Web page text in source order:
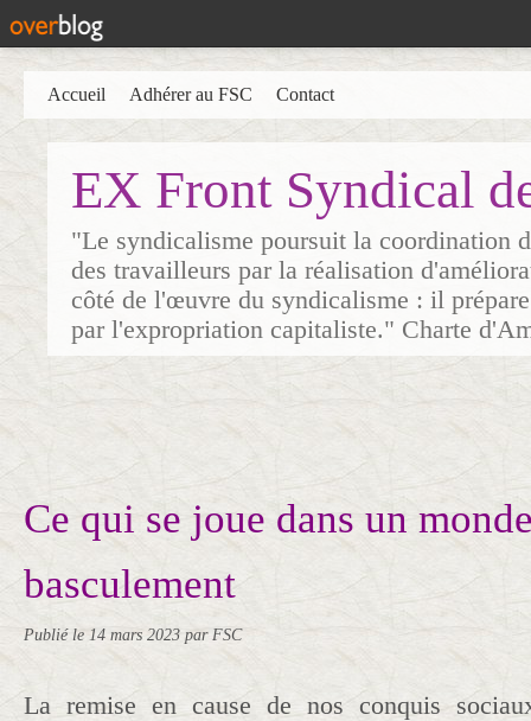
EX Front Syndical
"Le syndicalisme poursuit la coordination
des travailleurs par la réalisation
côté de l'œuvre du syndicalisme : il
par l'expropriation capitaliste." Charte
Accueil Adhérer au FSC Contact
Ce qui se joue dans un
basculement
Publié le 14 mars 2023 par FSC
La remise en cause de nos conquis